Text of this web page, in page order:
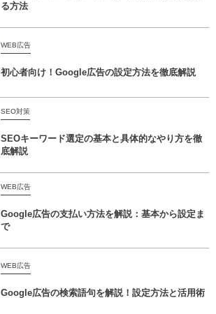
る方法
WEB広告
初心者向け！Google広告の設定方法を徹底解説
SEO対策
SEOキーワード選定の基本と具体的なやり方を徹
底解説
WEB広告
Google広告の支払い方法を解説：基本から設定ま
で
WEB広告
Google広告の検索語句を解説！設定方法と活用術